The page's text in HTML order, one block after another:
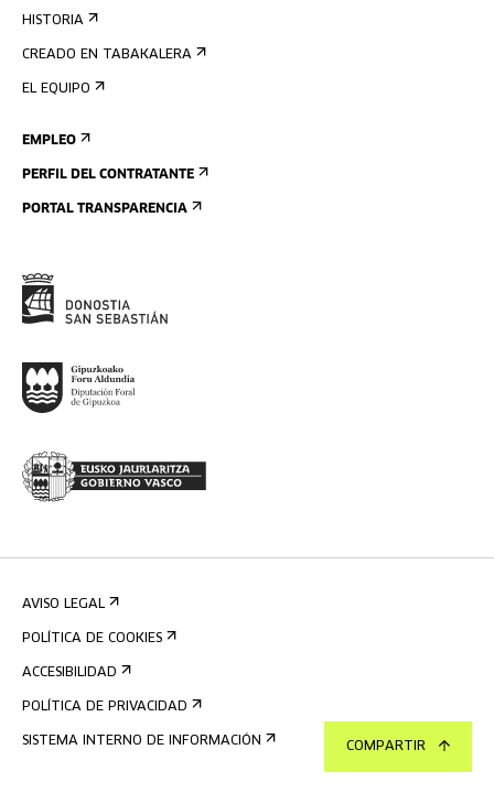
COMPARTIR
HISTORIA
CREADO EN TABAKALERA
EL EQUIPO
EMPLEO
PERFIL DEL CONTRATANTE
PORTAL TRANSPARENCIA
AVISO LEGAL
POLÍTICA DE COOKIES
ACCESIBILIDAD
POLÍTICA DE PRIVACIDAD
SISTEMA INTERNO DE INFORMACIÓN